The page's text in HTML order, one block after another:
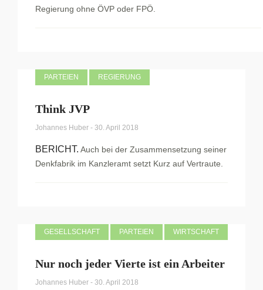
Regierung ohne ÖVP oder FPÖ.
PARTEIEN REGIERUNG
Think JVP
Johannes Huber - 30. April 2018
BERICHT. Auch bei der Zusammensetzung seiner
Denkfabrik im Kanzleramt setzt Kurz auf Vertraute.
GESELLSCHAFT PARTEIEN WIRTSCHAFT
Nur noch jeder Vierte ist ein Arbeiter
Johannes Huber - 30. April 2018